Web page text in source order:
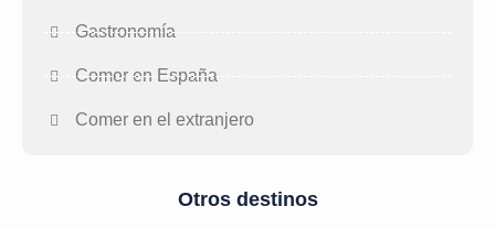
Gastronomía
Comer en España
Comer en el extranjero
Otros destinos